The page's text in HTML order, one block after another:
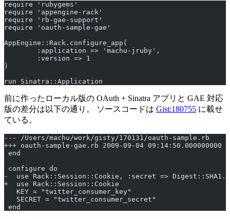
require 'rubygems'
require 'appengine-rack'
require 'rb-gae-support'
require 'oauth-sample-gae'
AppEngine::Rack.configure_app(
        :application => 'machu-jruby',
        :version => 1
)
run Sinatra::Application
前に作ったローカル版の OAuth + Sinatra アプリと GAE 対応
版の差分は以下の通り。 ソースコードは Gist:180755 に載せ
ている。
--- /Users/machu/work/gisty/170131/oauth-sample.rb
+++ oauth-sample-gae.rb 2009-09-04 09:14:50.000000000
end
configure do
-  use Rack::Session::Cookie, :secret =>
+  use Rack::Session::Cookie
   KEY = "twitter_consumer_key"
   SECRET = "twitter_consumer_secret"
end